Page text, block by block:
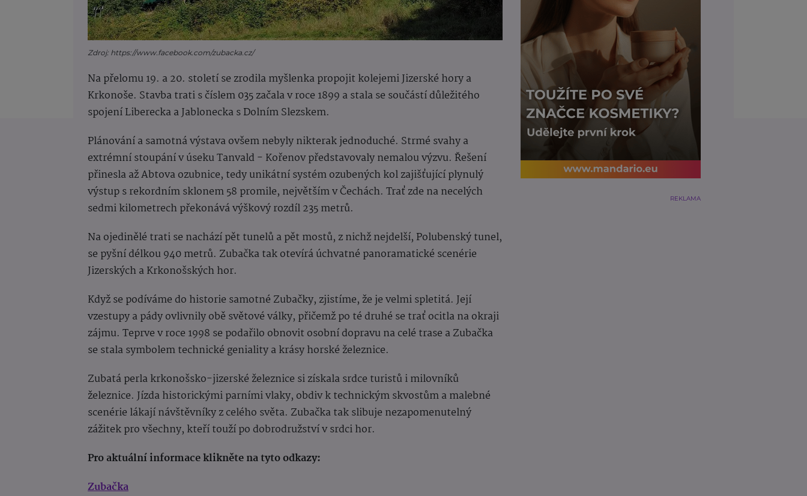
Zdroj: https://www.facebook.com/zubacka.cz/
Na přelomu 19. a 20. století se zrodila myšlenka propojit kolejemi Jizerské hory a
Krkonoše. Stavba trati s číslem 035 začala v roce 1899 a stala se součástí důležitého
spojení Liberecka a Jablonecka s Dolním Slezskem.
Plánování a samotná výstava ovšem nebyly nikterak jednoduché. Strmé svahy a
extrémní stoupání v úseku Tanvald - Kořenov představovaly nemalou výzvu. Řešení
přinesla až Abtova ozubnice, tedy unikátní systém ozubených kol zajišťující plynulý
výstup s rekordním sklonem 58 promile, největším v Čechách. Trať zde na necelých
sedmi kilometrech překonává výškový rozdíl 235 metrů.
Na ojedinělé trati se nachází pět tunelů a pět mostů, z nichž nejdelší, Polubenský tunel,
se pyšní délkou 940 metrů. Zubačka tak otevírá úchvatné panoramatické scenérie
Jizerských a Krkonošských hor.
Když se podíváme do historie samotné Zubačky, zjistíme, že je velmi spletitá. Její
vzestupy a pády ovlivnily obě světové války, přičemž po té druhé se trať ocitla na okraji
zájmu. Teprve v roce 1998 se podařilo obnovit osobní dopravu na celé trase a Zubačka
se stala symbolem technické geniality a krásy horské železnice.
Zubatá perla krkonošsko-jizerské železnice si získala srdce turistů i milovníků
železnice. Jízda historickými parními vlaky, obdiv k technickým skvostům a malebné
scenérie lákají návštěvníky z celého světa. Zubačka tak slibuje nezapomenutelný
zážitek pro všechny, kteří touží po dobrodružství v srdci hor.
Pro aktuální informace klikněte na tyto odkazy:
Zubačka
REKLAMA